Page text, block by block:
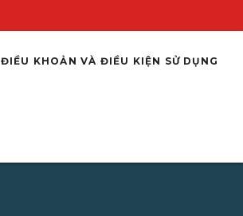
ĐIỀU KHOẢN VÀ ĐIỀU KIỆN SỬ DỤNG